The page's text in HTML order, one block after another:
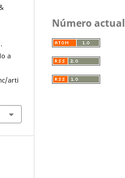
a
arti
Número actual